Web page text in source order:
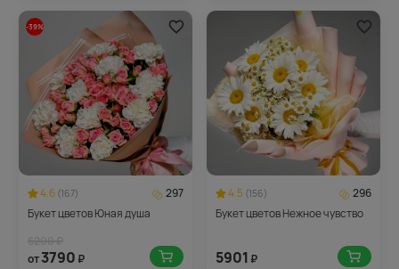
-39%
4.6 (167)
297
Букет цветов Юная душа
от3790 ₽
4.5 (156)
296
Букет цветов Нежное чувство
5901 ₽